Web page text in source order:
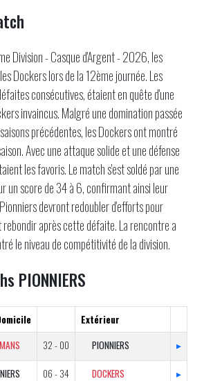
Division - Casque d'Argent - 2026, les
Dockers lors de la 12ème journée. Les
consécutives, étaient en quête d'une
invaincus. Malgré une domination passée
précédentes, les Dockers ont montré
Avec une attaque solide et une défense
les favoris. Le match s'est soldé par une
un score de 34 à 6, confirmant ainsi leur
devront redoubler d'efforts pour
après cette défaite. La rencontre a
le niveau de compétitivité de la division.
PIONNIERS
Extérieur
32 - 00 PIONNIERS ▸
06 - 34 DOCKERS ▸